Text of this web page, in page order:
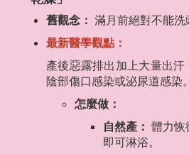
舊觀念： 滿月前絕對不能洗
最新醫學觀點：
產後惡露排出加上大量出
陰部傷口感染或泌尿道感染。
怎麼做：
自然產： 體力恢
即可淋浴。